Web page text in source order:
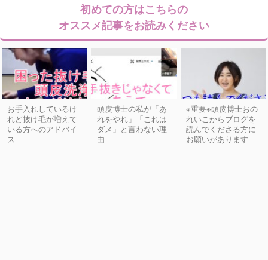
初めての方はこちらの
オススメ記事をお読みください
お手入れしているけ
れど抜け毛が増えて
いる方へのアドバイ
ス
頭皮博士の私が「あ
れをやれ」「これは
ダメ」と言わない理
由
※重要※頭皮博士おの
れいこからブログを
読んでくださる方に
お願いがあります